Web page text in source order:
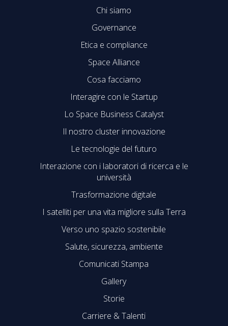
Chi siamo
Governance
Etica e compliance
Space Alliance
Cosa facciamo
Interagire con le Startup
Lo Space Business Catalyst
Il nostro cluster innovazione
Le tecnologie del futuro
Interazione con i laboratori di ricerca e le
università
Trasformazione digitale
I satelliti per una vita migliore sulla Terra
Verso uno spazio sostenibile
Salute, sicurezza, ambiente
Comunicati Stampa
Gallery
Storie
Carriere & Talenti